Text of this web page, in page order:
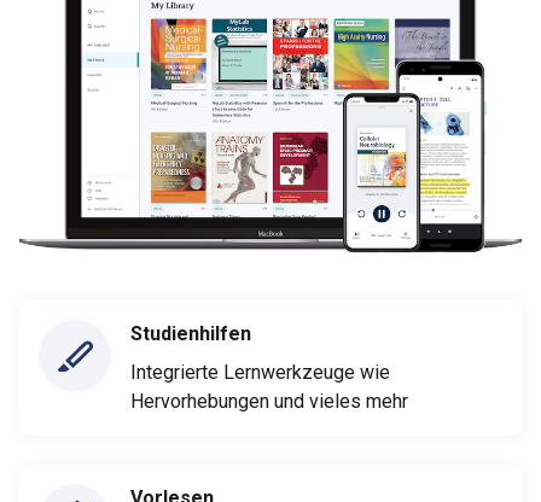
Studienhilfen
Integrierte Lernwerkzeuge wie
Hervorhebungen und vieles mehr
Vorlesen